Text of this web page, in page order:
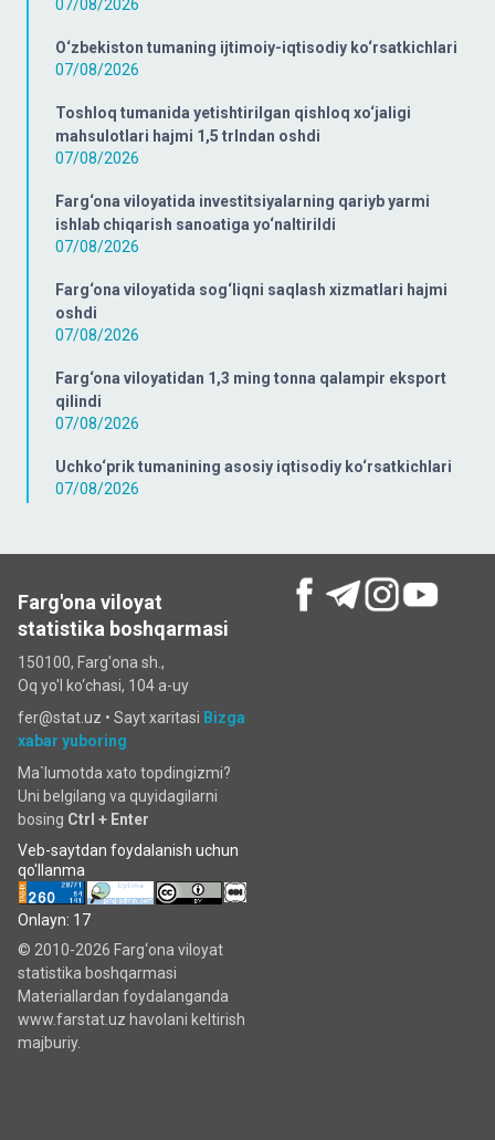
07/08/2026
O‘zbekiston tumaning ijtimoiy-iqtisodiy ko‘rsatkichlari
07/08/2026
Toshloq tumanida yetishtirilgan qishloq xo‘jaligi
mahsulotlari hajmi 1,5 trlndan oshdi
07/08/2026
Farg‘ona viloyatida investitsiyalarning qariyb yarmi
ishlab chiqarish sanoatiga yo‘naltirildi
07/08/2026
Farg‘ona viloyatida sog‘liqni saqlash xizmatlari hajmi
oshdi
07/08/2026
Farg‘ona viloyatidan 1,3 ming tonna qalampir eksport
qilindi
07/08/2026
Uchko‘prik tumanining asosiy iqtisodiy ko‘rsatkichlari
07/08/2026
Farg'ona viloyat
statistika boshqarmasi
150100, Farg'ona sh.,
Oq yo'l ko‘chаsi, 104 a-uy
fer@stat.uz • Sayt xaritasi Bizga
xabar yuboring
Ma`lumotda xato topdingizmi?
Uni belgilang va quyidagilarni
bosing Ctrl + Enter
Veb-saytdan foydalanish uchun
qo'llanma
Onlayn: 17
© 2010-2026 Farg‘ona viloyat
statistika boshqarmasi
Materiallardan foydalanganda
www.farstat.uz havolani keltirish
majburiy.